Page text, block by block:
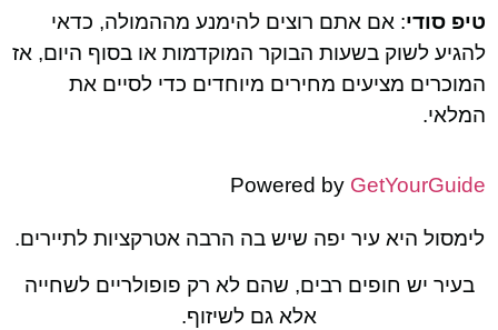
טיפ סודי: אם אתם רוצים להימנע מההמולה, כדאי
להגיע לשוק בשעות הבוקר המוקדמות או בסוף היום, אז
המוכרים מציעים מחירים מיוחדים כדי לסיים את
המלאי.
Powered by GetYourGuide
לימסול היא עיר יפה שיש בה הרבה אטרקציות לתיירים.
בעיר יש חופים רבים, שהם לא רק פופולריים לשחייה
אלא גם לשיזוף.